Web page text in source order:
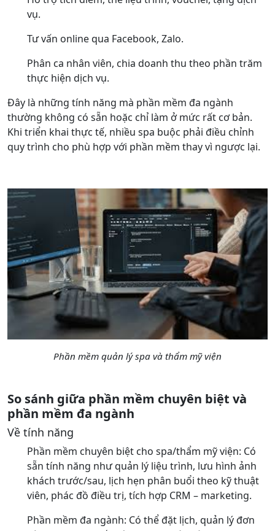
vụ.
Tư vấn online qua Facebook, Zalo.
Phân ca nhân viên, chia doanh thu theo phần trăm
thực hiện dịch vụ.
Đây là những tính năng mà phần mềm đa ngành
thường không có sẵn hoặc chỉ làm ở mức rất cơ bản.
Khi triển khai thực tế, nhiều spa buộc phải điều chỉnh
quy trình cho phù hợp với phần mềm thay vì ngược lại.
Phần mềm quản lý spa và thẩm mỹ viện
So sánh giữa phần mềm chuyên biệt và
phần mềm đa ngành
Về tính năng
Phần mềm chuyên biệt cho spa/thẩm mỹ viện: Có
sẵn tính năng như quản lý liệu trình, lưu hình ảnh
khách trước/sau, lịch hẹn phân buổi theo kỹ thuật
viên, phác đồ điều trị, tích hợp CRM – marketing.
Phần mềm đa ngành: Có thể đặt lịch, quản lý đơn